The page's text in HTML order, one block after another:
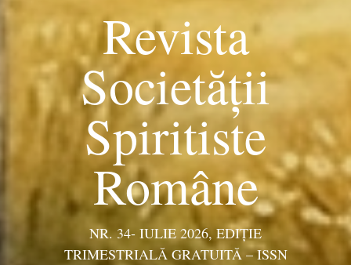
Revista
Societății
Spiritiste
Române
NR. 34- IULIE 2026, EDIŢIE
TRIMESTRIALĂ GRATUITĂ – ISSN